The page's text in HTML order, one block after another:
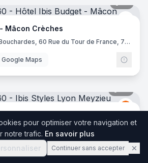
Ibis
Mâcon Crèches
Parc Hôtelier Les Bouchardes, 60 Rue du Tour de France, 71570 Chaintré
Google Maps
Ibis
1915, 69330 Meyzieu
Google Maps
pour optimiser votre navigation et
notre trafic. En savoir plus
Continuer sans accepter